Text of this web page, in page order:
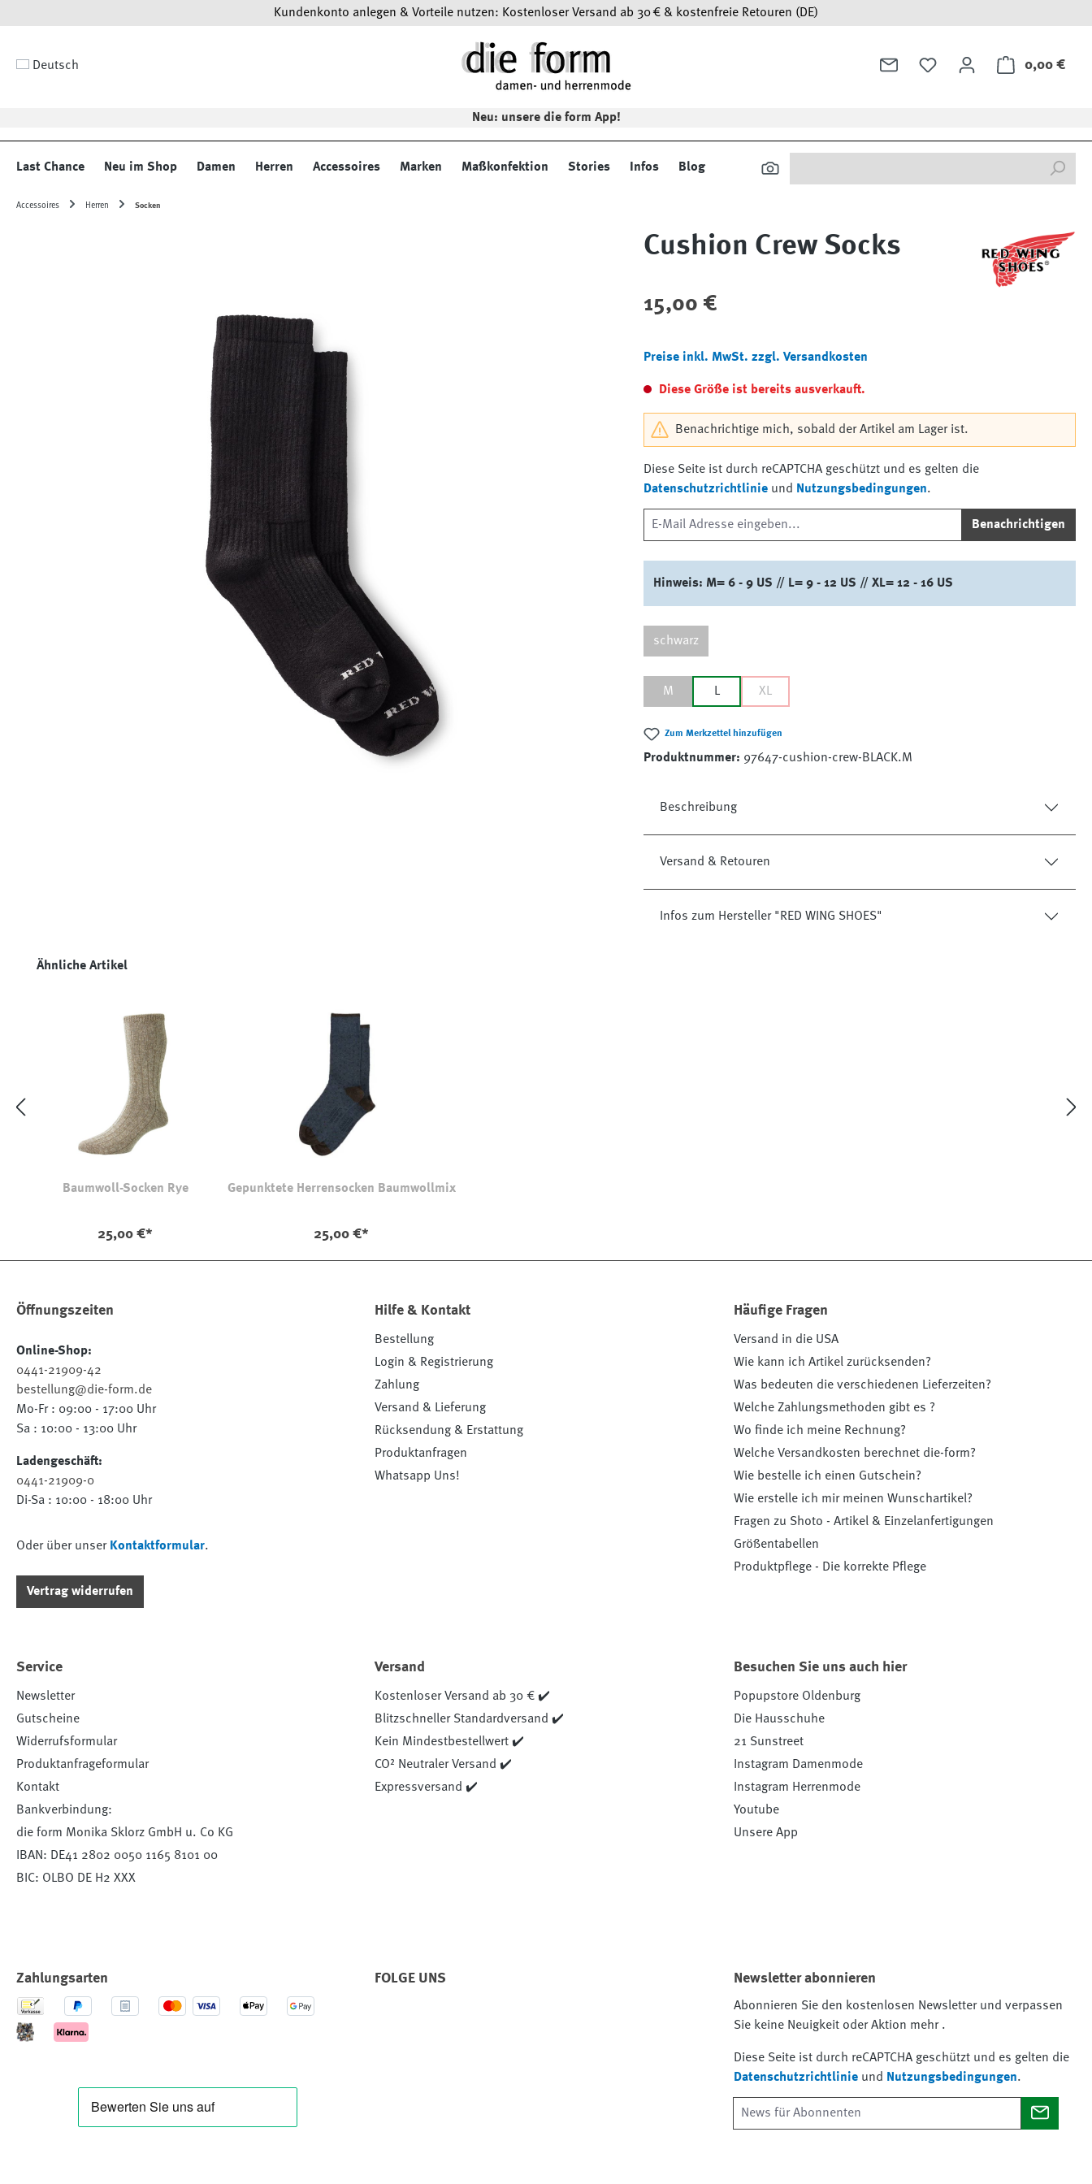
Kundenkonto anlegen & Vorteile nutzen: Kostenloser Versand ab 30 € & kostenfreie Retouren (DE)
Deutsch 0,00 €
Neu: unsere die form App!
Last Chance Neu im Shop Damen Herren Accessoires Marken Maßkonfektion Stories Infos Blog
Accessoires Herren Socken
Cushion Crew Socks
Regulärer Preis:
15,00 €
Preise inkl. MwSt. zzgl. Versandkosten
Diese Größe ist bereits ausverkauft.
Benachrichtige mich, sobald der Artikel am Lager ist.
Diese Seite ist durch reCAPTCHA geschützt und es gelten die
Datenschutzrichtlinie und Nutzungsbedingungen.
Benachrichtigen
Hinweis: M= 6 - 9 US // L= 9 - 12 US // XL= 12 - 16 US
schwarz
M L XL
Zum Merkzettel hinzufügen
Produktnummer: 97647-cushion-crew-BLACK.M
Beschreibung
Versand & Retouren
Infos zum Hersteller "RED WING SHOES"
Produktgalerie überspringen
Ähnliche Artikel
Baumwoll-Socken Rye
25,00 €*
Gepunktete Herrensocken Baumwollmix
25,00 €*
Öffnungszeiten
Online-Shop:
0441-21909-42
bestellung@die-form.de
Mo-Fr : 09:00 - 17:00 Uhr
Sa : 10:00 - 13:00 Uhr
Ladengeschäft:
0441-21909-0
Di-Sa : 10:00 - 18:00 Uhr
Oder über unser Kontaktformular.
Vertrag widerrufen
Hilfe & Kontakt
Bestellung
Login & Registrierung
Zahlung
Versand & Lieferung
Rücksendung & Erstattung
Produktanfragen
Whatsapp Uns!
Häufige Fragen
Versand in die USA
Wie kann ich Artikel zurücksenden?
Was bedeuten die verschiedenen Lieferzeiten?
Welche Zahlungsmethoden gibt es ?
Wo finde ich meine Rechnung?
Welche Versandkosten berechnet die-form?
Wie bestelle ich einen Gutschein?
Wie erstelle ich mir meinen Wunschartikel?
Fragen zu Shoto - Artikel & Einzelanfertigungen
Größentabellen
Produktpflege - Die korrekte Pflege
Service
Newsletter
Gutscheine
Widerrufsformular
Produktanfrageformular
Kontakt
Bankverbindung:
die form Monika Sklorz GmbH u. Co KG
IBAN: DE41 2802 0050 1165 8101 00
BIC: OLBO DE H2 XXX
Versand
Kostenloser Versand ab 30 € ✔️
Blitzschneller Standardversand ✔️
Kein Mindestbestellwert ✔️
CO² Neutraler Versand ✔️
Expressversand ✔️
Besuchen Sie uns auch hier
Popupstore Oldenburg
Die Hausschuhe
21 Sunstreet
Instagram Damenmode
Instagram Herrenmode
Youtube
Unsere App
Zahlungsarten FOLGE UNS Newsletter abonnieren
Abonnieren Sie den kostenlosen Newsletter und verpassen
Sie keine Neuigkeit oder Aktion mehr .
Diese Seite ist durch reCAPTCHA geschützt und es gelten die
Datenschutzrichtlinieund Nutzungsbedingungen.